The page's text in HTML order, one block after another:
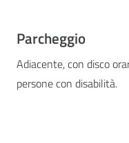
Parcheggio
Adiacente, con disco
persone con disabilità.